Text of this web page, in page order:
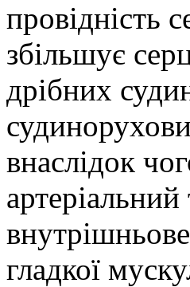
провідність
збільшує
дрібних
внаслідок
артеріальний
гладкої